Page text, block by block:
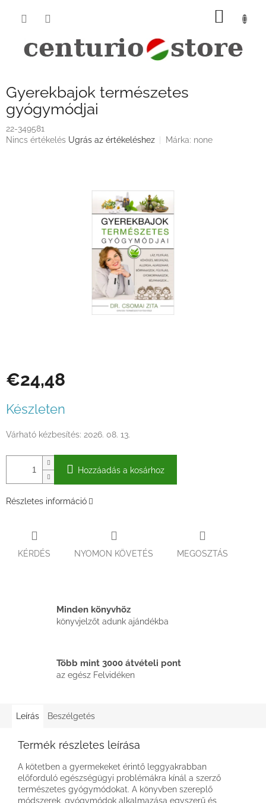
KOSÁR
Gyerekbajok természetes
gyógymódjai
22-349581
A
Nincs értékelés Ugrás az értékeléshez Márka: none
€24,48
Készleten
Várható kézbesítés: 2026. 08. 13.
Hozzáadás a kosárhoz
Részletes információ
KÉRDÉS NYOMON KÖVETÉS MEGOSZTÁS
Minden könyvhöz
könyvjelzőt adunk ajándékba
Több mint 3000 átvételi pont
az egész Felvidéken
Leírás Beszélgetés
Termék részletes leírása
A kötetben a gyermekeket érintő leggyakrabban
előforduló egészségügyi problémákra kínál a szerző
természetes gyógymódokat. A könyvben szereplő
módszerek, gyógymódok alkalmazása egyszerű és